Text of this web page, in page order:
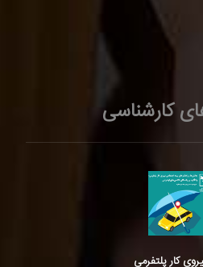
کارشناسی
کار پلتفرمی